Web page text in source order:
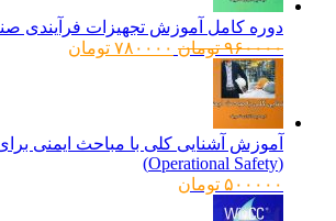
دوره کامل آموزش تجهیزات فرآیندی صنعتی
۹۶۰۰۰۰ تومانقیمت
۷۸۰۰۰۰ تومانقیمت
آموزش آشنایی کلی با مباحث ایمنی برای
۵۰۰۰۰۰ تومان